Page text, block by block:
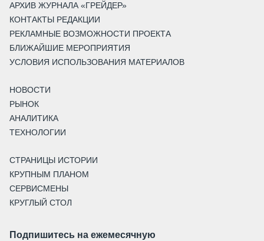
АРХИВ ЖУРНАЛА «ГРЕЙДЕР»
КОНТАКТЫ РЕДАКЦИИ
РЕКЛАМНЫЕ ВОЗМОЖНОСТИ ПРОЕКТА
БЛИЖАЙШИЕ МЕРОПРИЯТИЯ
УСЛОВИЯ ИСПОЛЬЗОВАНИЯ МАТЕРИАЛОВ
НОВОСТИ
РЫНОК
АНАЛИТИКА
ТЕХНОЛОГИИ
СТРАНИЦЫ ИСТОРИИ
КРУПНЫМ ПЛАНОМ
СЕРВИСМЕНЫ
КРУГЛЫЙ СТОЛ
Подпишитесь на ежемесячную